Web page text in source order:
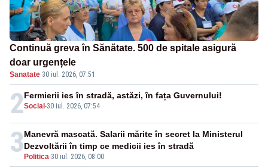
Continuă greva în Sănătate. 500 de spitale asigură
doar urgențele
Sanatate·30 iul. 2026, 07:51
2Social -30 iul. 2026, 07:54
Fermierii ies în stradă, astăzi, în fața Guvernului!
3 Politica-30 iul. 2026, 08:00
Manevră mascată. Salarii mărite în secret la Ministerul
Dezvoltării în timp ce medicii ies în stradă